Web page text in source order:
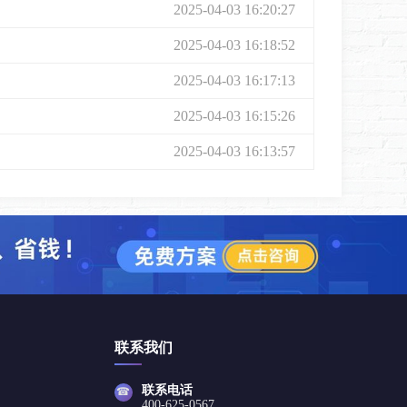
2025-04-03 16:20:27
2025-04-03 16:18:52
2025-04-03 16:17:13
2025-04-03 16:15:26
2025-04-03 16:13:57
联系我们
☎
联系电话